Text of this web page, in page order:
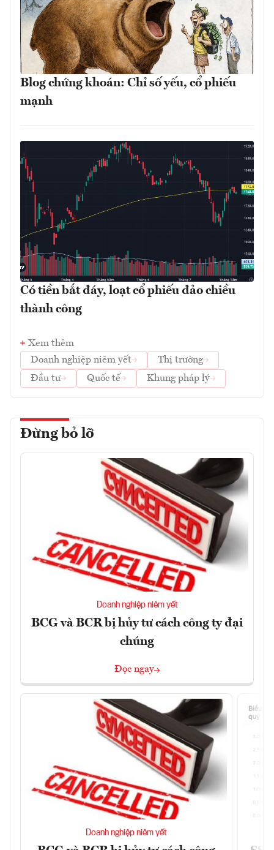
Blog chứng khoán: Chỉ số yếu, cổ phiếu
mạnh
Có tiền bắt đáy, loạt cổ phiếu đảo chiều
thành công
Xem thêm
Doanh nghiệp niêm yết
Thị trường
Đầu tư
Quốc tế Khung pháp lý
Đừng bỏ lỡ
Doanh nghiệp niêm yết
BCG và BCR bị hủy tư cách công ty đại
chúng
Đọc ngay
Doanh nghiệp niêm yết